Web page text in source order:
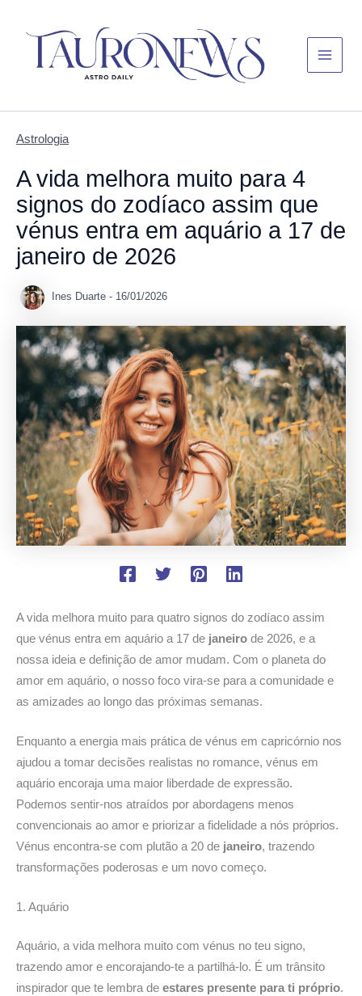
Menu
Astrologia
A vida melhora muito para 4
signos do zodíaco assim que
vénus entra em aquário a 17 de
janeiro de 2026
Ines Duarte - 16/01/2026
A vida melhora muito para quatro signos do zodíaco assim
que vénus entra em aquário a 17 de janeiro de 2026, e a
nossa ideia e definição de amor mudam. Com o planeta do
amor em aquário, o nosso foco vira-se para a comunidade e
as amizades ao longo das próximas semanas.
Enquanto a energia mais prática de vénus em capricórnio nos
ajudou a tomar decisões realistas no romance, vénus em
aquário encoraja uma maior liberdade de expressão.
Podemos sentir-nos atraídos por abordagens menos
convencionais ao amor e priorizar a fidelidade a nós próprios.
Vénus encontra-se com plutão a 20 de janeiro, trazendo
transformações poderosas e um novo começo.
1. Aquário
Aquário, a vida melhora muito com vénus no teu signo,
trazendo amor e encorajando-te a partilhá-lo. É um trânsito
inspirador que te lembra de estares presente para ti próprio.